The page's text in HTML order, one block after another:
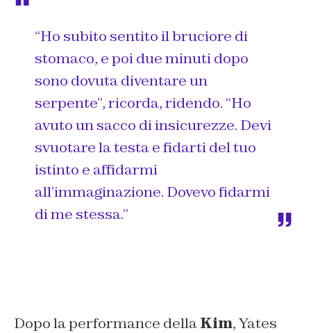
“Ho subito sentito il bruciore di
stomaco, e poi due minuti dopo
sono dovuta diventare un
serpente”, ricorda, ridendo. “Ho
avuto un sacco di insicurezze. Devi
svuotare la testa e fidarti del tuo
istinto e affidarmi
all’immaginazione. Dovevo fidarmi
di me stessa.”
Dopo la performance dellaKim, Yates